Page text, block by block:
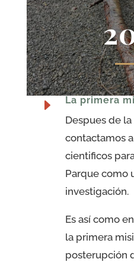
E La primera
Despues de
contactamos
cientificos
Parque como
investigación.
Es así como
la primera
posterupción